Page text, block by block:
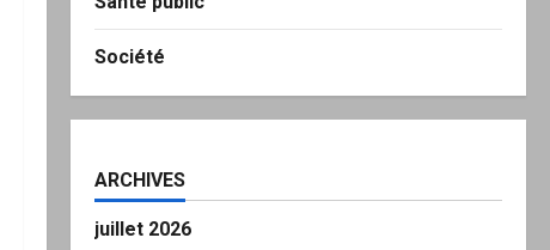
Société
ARCHIVES
juillet 2026